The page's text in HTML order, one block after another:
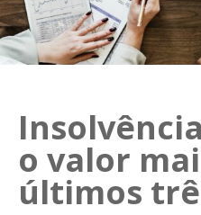
o valor
últimos